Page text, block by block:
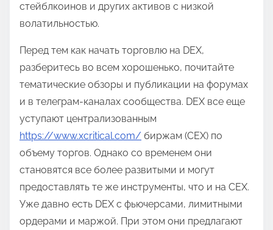
стейблкоинов и других активов с низкой
волатильностью.
Перед тем как начать торговлю на DEX,
разберитесь во всем хорошенько, почитайте
тематические обзоры и публикации на форумах
и в телеграм-каналах сообщества. DEX все еще
уступают централизованным
https://www.xcritical.com/ биржам (CEX) по
объему торгов. Однако со временем они
становятся все более развитыми и могут
предоставлять те же инструменты, что и на CEX.
Уже давно есть DEX с фьючерсами, лимитными
ордерами и маржой. При этом они предлагают